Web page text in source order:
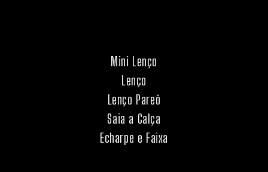
Mini Lenço
Lenço
Lenço Pareô
Saia a Calça
Echarpe e Faixa